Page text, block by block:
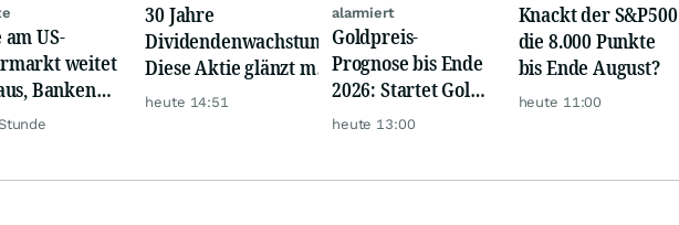
US-
weitet
Banken
nervös
30 Jahre
Dividendenwachstum:
Diese Aktie glänzt mit
Traum-Renditen
heute 14:51
alarmiert
Goldpreis-
Prognose bis Ende
2026: Startet Gold
jetzt eine neue
heute 13:00
Knackt der S&P500
die 8.000 Punkte
bis Ende August?
heute 11:00